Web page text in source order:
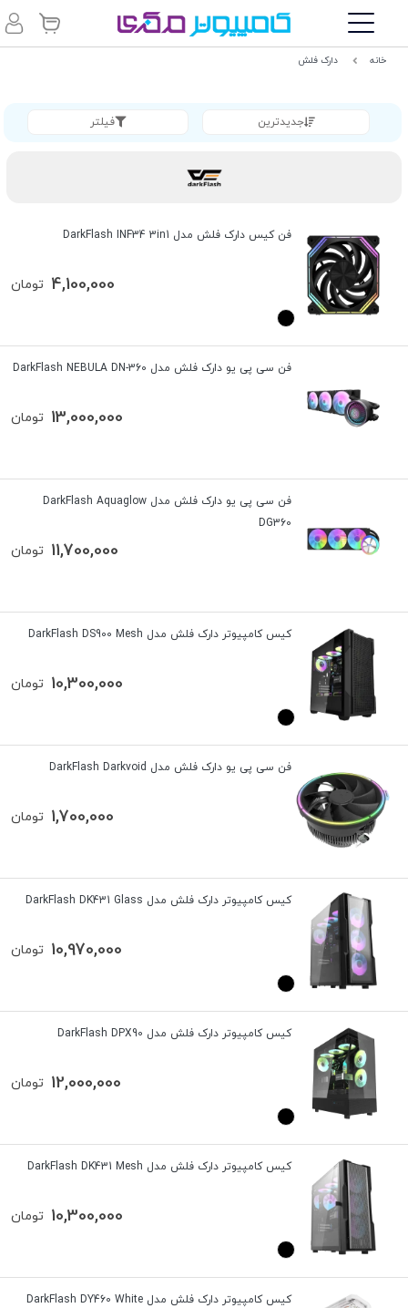
خانه دارک فلش
جدیدترین فیلتر
فن کیس دارک فلش مدل DarkFlash INF34 3in1
تومان 4,100,000
فن سی پی یو دارک فلش مدل DarkFlash NEBULA DN-360
تومان 13,000,000
فن سی پی یو دارک فلش مدل DarkFlash Aquaglow
DG360
تومان 11,700,000
کیس کامپیوتر دارک فلش مدل DarkFlash DS900 Mesh
تومان 10,300,000
فن سی پی یو دارک فلش مدل DarkFlash Darkvoid
تومان 1,700,000
کیس کامپیوتر دارک فلش مدل DarkFlash DK431 Glass
تومان 10,970,000
کیس کامپیوتر دارک فلش مدل DarkFlash DPX90
تومان 12,000,000
کیس کامپیوتر دارک فلش مدل DarkFlash DK431 Mesh
تومان 10,300,000
کیس کامپیوتر دارک فلش مدل DarkFlash DY460 White